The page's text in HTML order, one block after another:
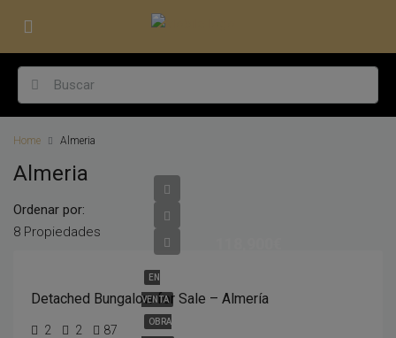
Home Almeria
Almeria
8 Propiedades
Ordenar por:
EN
VENTA
OBRA
Detached Bungalow for Sale – Almería
2 2 87